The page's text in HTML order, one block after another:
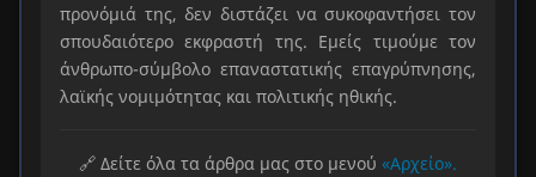
προνόμιά της, δεν διστάζει να συκοφαντήσει τον
σπουδαιότερο εκφραστή της. Εμείς τιμούμε τον
άνθρωπο-σύμβολο επαναστατικής επαγρύπνησης,
λαϊκής νομιμότητας και πολιτικής ηθικής.
🔗 Δείτε όλα τα άρθρα μας στο μενού «Αρχείο».